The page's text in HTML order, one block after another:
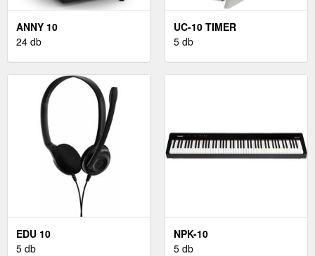
ANNY 10
24 db
UC-10 TIMER
5 db
EDU 10
5 db
NPK-10
5 db